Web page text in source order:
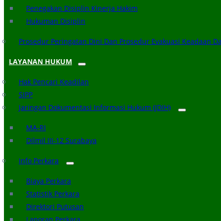
Penegakan Disiplin Kinerja Hakim
Hukuman Disiplin
Prosedur Peringatan Dini Dan Prosedur Evakuasi Keadaan
LAYANAN HUKUM
Hak Pencari Keadilan
SIPP
Jaringan Dokumentasi Informasi Hukum (JDIH)
MA-RI
Dilmil III-12 Surabaya
Info Perkara
Biaya Perkara
Statistik Perkara
Direktori Putusan